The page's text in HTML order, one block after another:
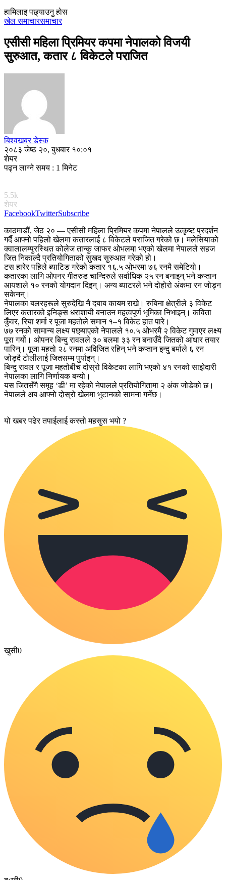
हामिलाइ पछ्याउनु होस
खेल समाचारसमाचार
एसीसी महिला प्रिमियर कपमा नेपालको विजयी
सुरुआत, कतार ८ विकेटले पराजित
बिश्वखबर डेस्क
२०८३ जेष्ठ २०, बुधबार १०:०१
शेयर
पढ्न लाग्ने समय : 1 मिनेट
5.5k
शेयर
FacebookTwitterSubscribe
काठमाडौं, जेठ २० — एसीसी महिला प्रिमियर कपमा नेपालले उत्कृष्ट प्रदर्शन
गर्दै आफ्नो पहिलो खेलमा कतारलाई ८ विकेटले पराजित गरेको छ। मलेसियाको
क्वालालम्पुरस्थित कोलेज तान्कु जाफर ओभलमा भएको खेलमा नेपालले सहज
जित निकाल्दै प्रतियोगिताको सुखद सुरुआत गरेको हो।
टस हारेर पहिले ब्याटिङ गरेको कतार १६.५ ओभरमा ७६ रनमै समेटियो।
कतारका लागि ओपनर गीतरुड चान्दिरुले सर्वाधिक २५ रन बनाइन् भने कप्तान
आयशाले १० रनको योगदान दिइन्। अन्य ब्याटरले भने दोहोरो अंकमा रन जोड्न
सकेनन्।
नेपालका बलरहरूले सुरुदेखि नै दबाब कायम राखे। रुबिना क्षेत्रीले ३ विकेट
लिएर कतारको इनिङ्स धराशायी बनाउन महत्वपूर्ण भूमिका निभाइन्। कविता
कुँवर, रिया शर्मा र पूजा महतोले समान १–१ विकेट हात पारे।
७७ रनको सामान्य लक्ष्य पछ्याएको नेपालले १०.५ ओभरमै २ विकेट गुमाएर लक्ष्य
पूरा गर्यो। ओपनर बिन्दु रावलले ३० बलमा ३३ रन बनाउँदै जितको आधार तयार
पारिन्। पूजा महतो २८ रनमा अविजित रहिन् भने कप्तान इन्दु बर्माले ६ रन
जोड्दै टोलीलाई जितसम्म पुर्याइन्।
बिन्दु रावल र पूजा महतोबीच दोस्रो विकेटका लागि भएको ४१ रनको साझेदारी
नेपालका लागि निर्णायक बन्यो।
यस जितसँगै समूह ‘डी’ मा रहेको नेपालले प्रतियोगितामा २ अंक जोडेको छ।
नेपालले अब आफ्नो दोस्रो खेलमा भुटानको सामना गर्नेछ।
यो खबर पढेर तपाईलाई कस्तो महसुस भयो ?
खुसी0